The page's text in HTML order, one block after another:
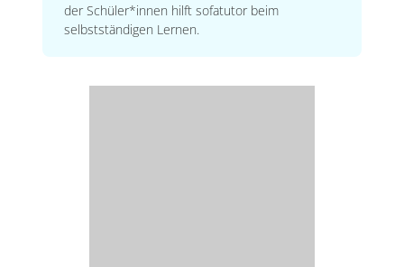
der Schüler*innen hilft sofatutor beim
selbstständigen Lernen.